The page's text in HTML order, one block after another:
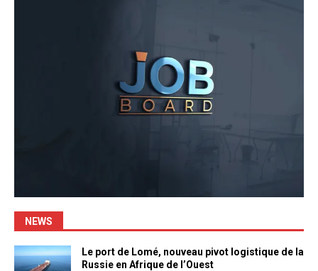
NEWS
Le port de Lomé, nouveau pivot logistique de la
Russie en Afrique de l’Ouest